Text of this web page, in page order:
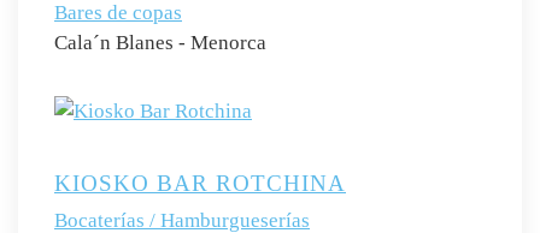
Bares de copas
Cala´n Blanes - Menorca
KIOSKO BAR ROTCHINA
Bocaterías / Hamburgueserías